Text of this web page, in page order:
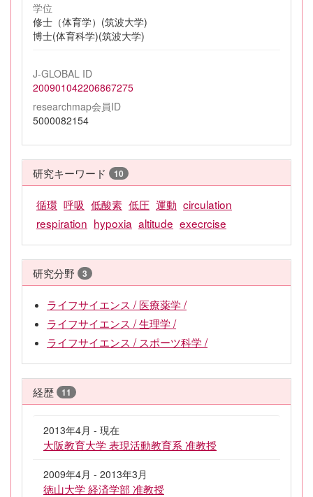
学位
修士（体育学）(筑波大学)
博士(体育科学)(筑波大学)
J-GLOBAL ID
200901042206867275
researchmap会員ID
5000082154
研究キーワード 10
循環 呼吸 低酸素 低圧 運動 circulation
respiration hypoxia altitude execrcise
研究分野 3
ライフサイエンス / 医療薬学 /
ライフサイエンス / 生理学 /
ライフサイエンス / スポーツ科学 /
経歴 11
2013年4月 - 現在
大阪教育大学 表現活動教育系 准教授
2009年4月 - 2013年3月
徳山大学 経済学部 准教授